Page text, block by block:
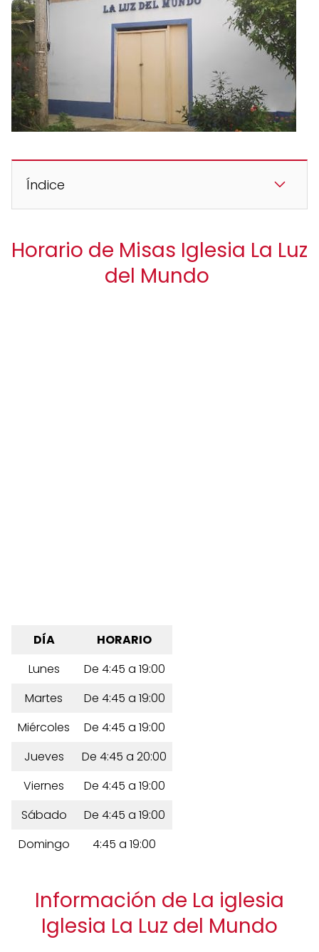
Índice
Horario de Misas Iglesia La Luz
del Mundo
DÍA
HORARIO
Lunes
De 4:45 a 19:00
Martes
De 4:45 a 19:00
Miércoles
De 4:45 a 19:00
Jueves
De 4:45 a 20:00
Viernes
De 4:45 a 19:00
Sábado
De 4:45 a 19:00
Domingo
4:45 a 19:00
Información de La iglesia
Iglesia La Luz del Mundo